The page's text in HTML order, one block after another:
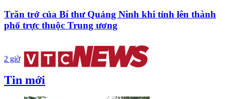
Trăn trở của Bí thư Quảng Ninh khi tỉnh lên thành
phố trực thuộc Trung ương
2 giờ
Tin mới